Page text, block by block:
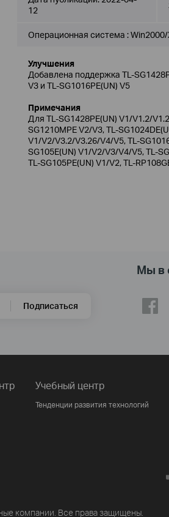
12
Операционная система :
Улучшения
Добавлена поддержка TL-
V3 и TL-SG1016PE(UN) V5
Примечания
Для TL-SG1428PE(UN) V1/V1.2/
SG1210MPE V2/V3, TL-
V1/V2/V3.2/V3.26/V4/V5, TL-
SG105E(UN) V1/V2/V3/V4/V5, TL-
TL-SG105PE(UN) V1/V2, TL-
Подписаться
Мы в
Учебный центр
Тенденции развития технологий
компании. Все права защищены.